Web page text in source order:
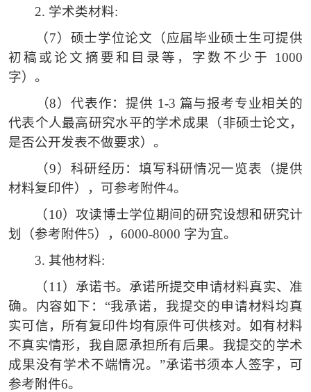
2. 学术类材料:
（7） 硕士学位论文（应届毕业硕士生可提供
初稿或论文摘要和目录等，字数不少于
1000
字）。
（8）代表作：提供 1-3 篇与报考专业相关的
代表个人最高研究水平的学术成果（非硕士论文，
是否公开发表不做要求）。
（9） 科研经历：填写科研情况一览表（提供
材料复印件），可参考附件4。
（10）攻读博士学位期间的研究设想和研究计
划（参考附件5），6000-8000 字为宜。
3. 其他材料:
（11） 承诺书。承诺所提交申请材料真实、准
确。内容如下： “我承诺，我提交的申请材料均真
实可信，所有复印件均有原件可供核对。如有材料
不真实情形，我自愿承担所有后果。我提交的学术
成果没有学术不端情况。”承诺书须本人签字，可
参考附件6。